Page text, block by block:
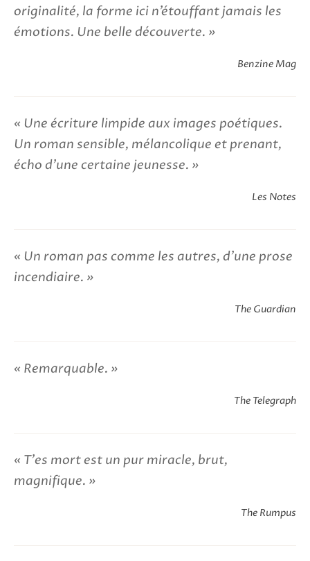
originalité, la forme ici n’étouffant jamais les
émotions. Une belle découverte.
Benzine Mag
Une écriture limpide aux images poétiques.
Un roman sensible, mélancolique et prenant,
écho d’une certaine jeunesse.
Les Notes
Un roman pas comme les autres, d’une prose
incendiaire.
The Guardian
Remarquable.
The Telegraph
T'es mort est un pur miracle, brut,
magnifique.
The Rumpus